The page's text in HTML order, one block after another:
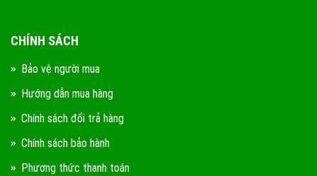
CHÍNH SÁCH
Bảo vệ người mua
Hướng dẫn mua hàng
Chính sách đổi trả hàng
Chính sách bảo hành
Phương thức thanh toán